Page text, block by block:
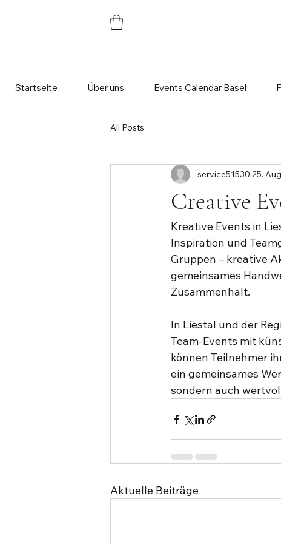
Startseite Über uns Events Calendar Basel
All Posts
Creative
service51530 25.
Kreative Events in
Inspiration und
Gruppen – kreative
gemeinsames
Zusammenhalt.
In Liestal und der
Team-Events mit
können Teilnehmer
ein gemeinsames
sondern auch
Aktuelle Beiträge